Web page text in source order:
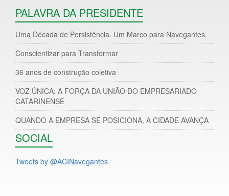
PALAVRA DA PRESIDENTE
Uma Década de Persistência. Um Marco para Navegantes.
Conscientizar para Transformar
36 anos de construção coletiva
VOZ ÚNICA: A FORÇA DA UNIÃO DO EMPRESARIADO
CATARINENSE
QUANDO A EMPRESA SE POSICIONA, A CIDADE AVANÇA
SOCIAL
Tweets by @ACINavegantes